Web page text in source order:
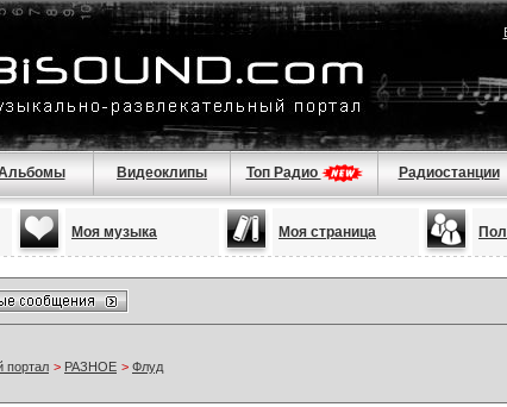
Видеоклипы Топ Радио Радиостанции
Моя музыка Моя страница
портал > РАЗНОЕ > Флуд